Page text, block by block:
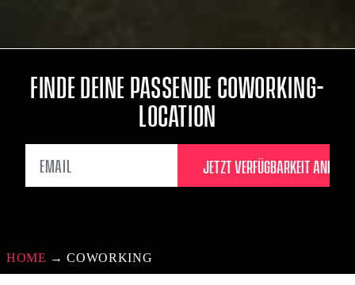
FINDE DEINE PASSENDE COWORKING-
LOCATION
EMAIL
HOME →COWORKING